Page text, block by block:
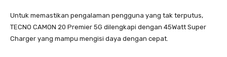
Untuk memastikan pengalaman pengguna yang tak terputus,
TECNO CAMON 20 Premier 5G dilengkapi dengan 45Watt Super
Charger yang mampu mengisi daya dengan cepat.